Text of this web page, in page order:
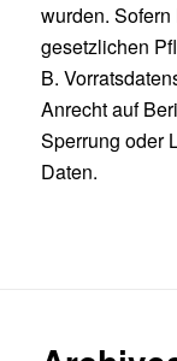
wurden.
gesetzlichen
B.
Anrecht auf
Sperrung oder
Daten.